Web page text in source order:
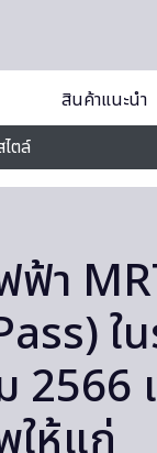
สินค้าแนะนำ
ตล์
า
ใ